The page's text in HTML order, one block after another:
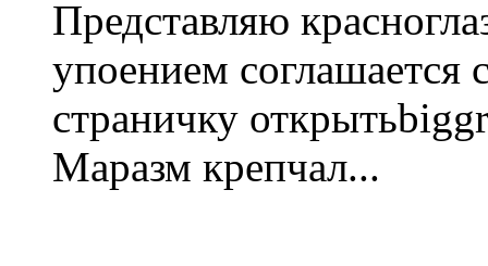
Представляю
упоением соглашается
страничку
Маразм крепчал...